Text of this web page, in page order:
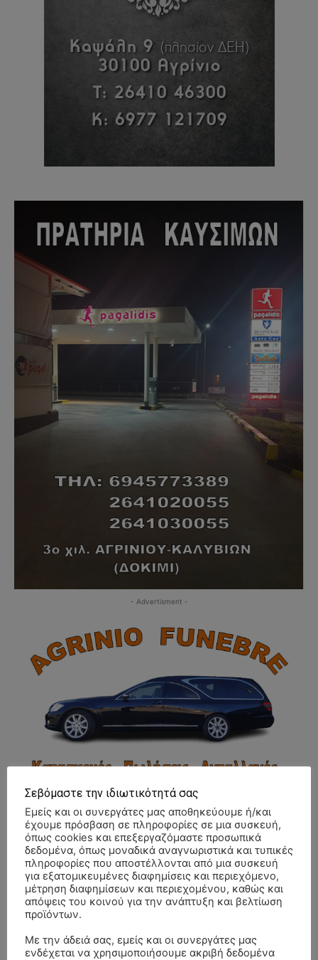
- Advertisment -
ΣΥΛΛΥΠΗΤΗΡΙΑ ΜΗΝΥΜΑΤΑ
ΠΑΝΑΓΙΩΤΗΣ IΩΑΚΕΙΜΙΔΗΣεπίΚΗΔΕΙΑ – ΔΕΥΤΕΡΑ 3/8/2026 –
ΣΠΥΡΙΔΟΥΛΑ Γ. ΣΕΪΤΑΝΙΔΟΥ ΕΤΩΝ 91
Αγγελική Θωμου επί
ΚΗΔΕΙΑ – ΔΕΥΤΕΡΑ 3/8/2026 – ΔΗΜΗΤΡΙΟΣ Σ.
ΤΣΙΛΙΚΗΣ ΕΤΩΝ 79
Σεβόμαστε την ιδιωτικότητά σας
Εμείς και οι συνεργάτες μας αποθηκεύουμε ή/και
έχουμε πρόσβαση σε πληροφορίες σε μια συσκευή,
όπως cookies και επεξεργαζόμαστε προσωπικά
δεδομένα, όπως μοναδικά αναγνωριστικά και τυπικές
πληροφορίες που αποστέλλονται από μια συσκευή
για εξατομικευμένες διαφημίσεις και περιεχόμενο,
μέτρηση διαφημίσεων και περιεχομένου, καθώς και
απόψεις του κοινού για την ανάπτυξη και βελτίωση
προϊόντων.
Με την άδειά σας, εμείς και οι συνεργάτες μας
ενδέχεται να χρησιμοποιήσουμε ακριβή δεδομένα